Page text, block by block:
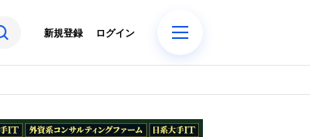
ログイン
新規登録